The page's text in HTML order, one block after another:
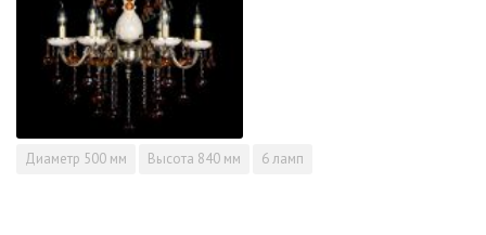
Диаметр 500 мм Высота 840 мм 6 ламп